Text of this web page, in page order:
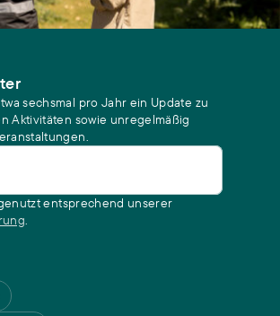
sechsmal pro Jahr ein Update zu
Aktivitäten sowie unregelmäßig
entsprechend unserer
.